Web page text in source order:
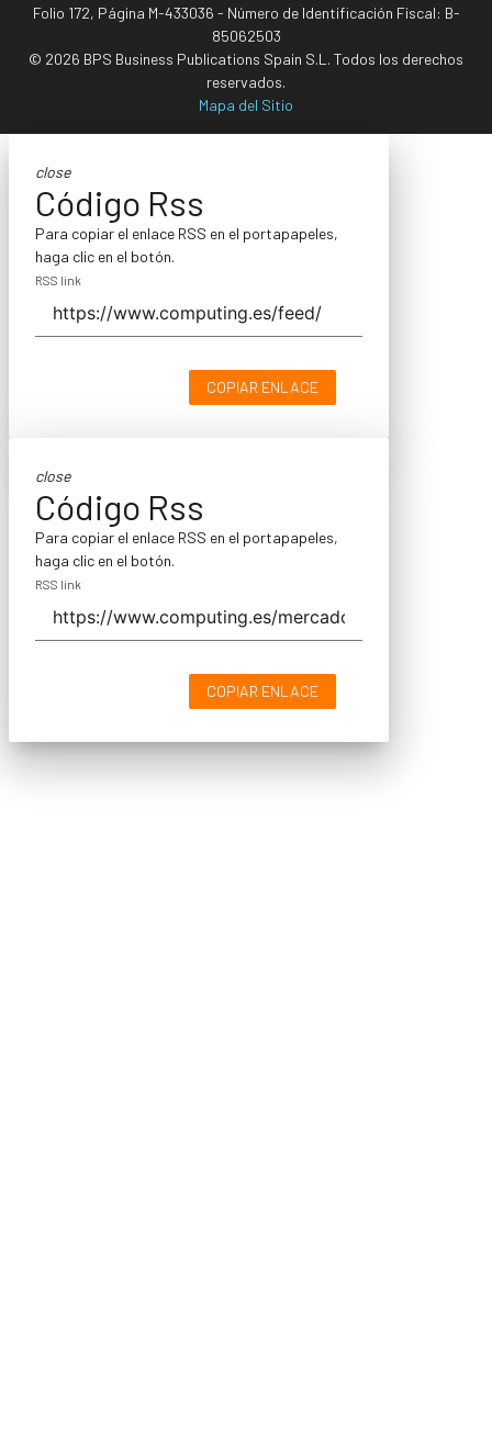
Folio 172, Página M-433036 - Número de Identificación Fiscal: B-
85062503
© 2026 BPS Business Publications Spain S.L. Todos los derechos
reservados.
Mapa del Sitio
close
Código Rss
Para copiar el enlace RSS en el portapapeles,
haga clic en el botón.
RSS link
COPIAR ENLACE
close
Código Rss
Para copiar el enlace RSS en el portapapeles,
haga clic en el botón.
RSS link
COPIAR ENLACE